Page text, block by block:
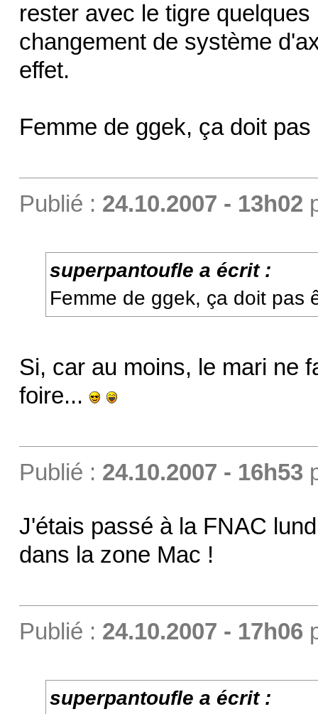
rester avec le tigre
changement de système
effet.
Femme de ggek, ça doit
Publié : 24.10.2007 - 13h02
superpantoufle a écrit :
Femme de ggek, ça doit pas
Si, car au moins, le mari ne
foire...
Publié : 24.10.2007 - 16h53
J'étais passé à la FNAC
dans la zone Mac !
Publié : 24.10.2007 - 17h06
superpantoufle a écrit :